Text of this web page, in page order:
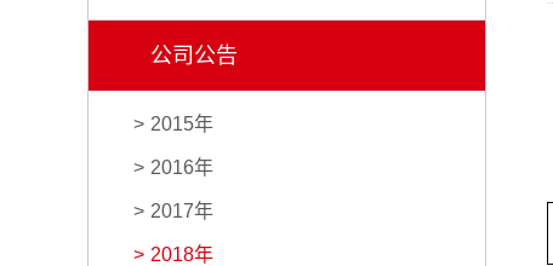
公司公告
2015年
2016年
2017年
2018年